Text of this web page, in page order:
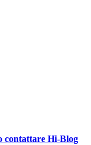
contattare Hi-Blog